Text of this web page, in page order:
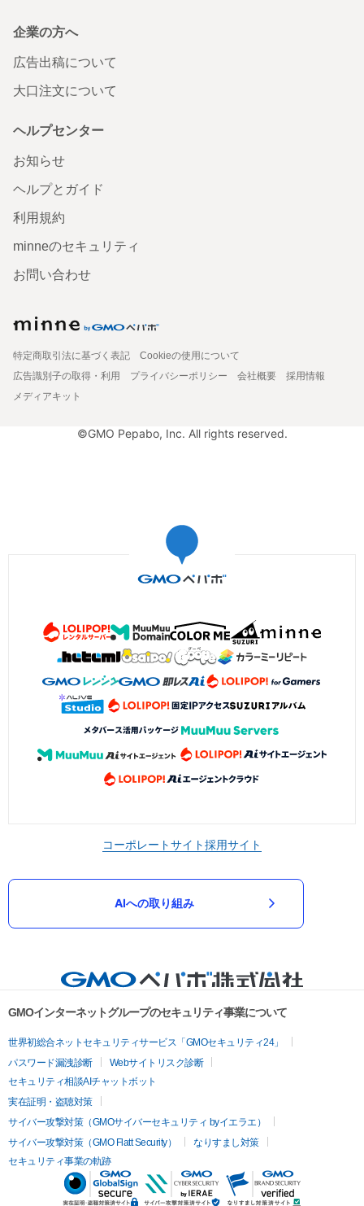
企業の方へ
広告出稿について
大口注文について
ヘルプセンター
お知らせ
ヘルプとガイド
利用規約
minneのセキュリティ
お問い合わせ
特定商取引法に基づく表記
Cookieの使用について
広告識別子の取得・利用
プライバシーポリシー 会社概要
採用情報
メディアキット
©GMO Pepabo, Inc. All rights reserved.
コーポレートサイト採用サイト
AIへの取り組み
GMOインターネットグループのセキュリティ事業について
世界初総合ネットセキュリティサービス「GMOセキュリティ24」
パスワード漏洩診断
Webサイトリスク診断
セキュリティ相談AIチャットボット
実在証明・盗聴対策
サイバー攻撃対策（GMOサイバーセキュリティ byイエラエ）
サイバー攻撃対策（GMO Flatt Security）
なりすまし対策
セキュリティ事業の軌跡